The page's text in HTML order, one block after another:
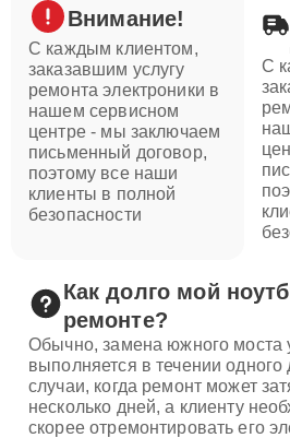
Внимание!
С каждым клиентом,
заказавшим услугу
ремонта электроники в
нашем сервисном
центре - мы заключаем
письменный договор,
поэтому все наши
клиенты в полной
безопасности
С
Как долго мой
ремонте?
Обычно, замена южного моста
выполняется в течении
случаи, когда ремонт может
несколько дней, а клиенту
скорее отремонтировать его